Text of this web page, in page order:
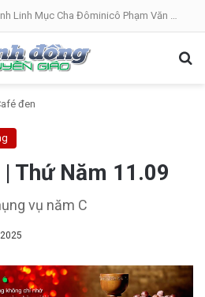
Lễ Tạ Ơn Mừng Kim Khánh Linh Mục Cha Đôminicô Phạm Văn Khâm tại Nhà Thờ Bắc Hòa Giáo Phận Mỹ Tho . 07.08.2026
đen
Thứ Năm 11.09
vụ năm C